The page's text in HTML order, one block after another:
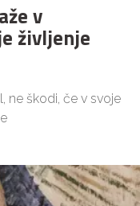
v
življenje
ne škodi, če v svoje